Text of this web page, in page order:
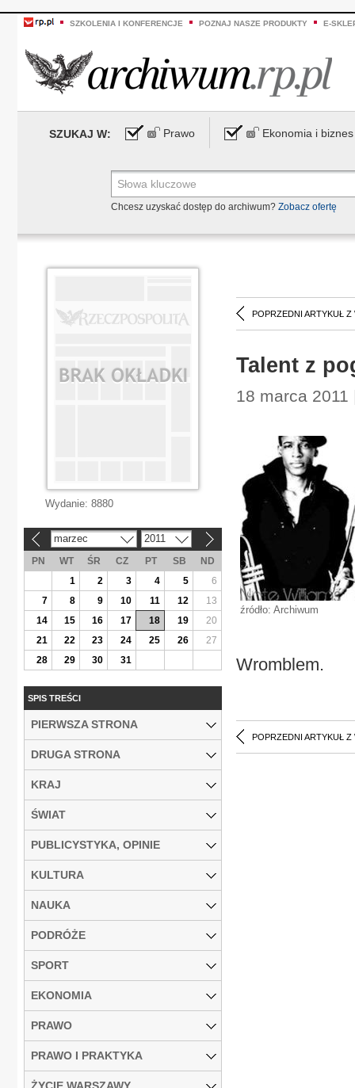
SZKOLENIA I KONFERENCJE POZNAJ NASZE PRODUKTY E-
SZUKAJ W: Prawo Ekonomia i biznes
Chcesz uzyskać dostęp do archiwum? Zobacz ofertę
POPRZEDNI ARTYKUŁ Z
Talent z
18 marca
źródło: Archiwum
Wromblem.
POPRZEDNI ARTYKUŁ Z
Wydanie: 8880
marzec 2011
PN WT ŚR CZ PT SB
ND
1
2 3 4 5
6
7
8 9 10 11 12
13
14
15 16 17 18 19
20
21
22 23 24 25 26
27
28
29 30 31
SPIS TREŚCI
PIERWSZA STRONA
DRUGA STRONA
KRAJ
ŚWIAT
PUBLICYSTYKA, OPINIE
KULTURA
NAUKA
PODRÓŻE
SPORT
EKONOMIA
PRAWO
PRAWO I PRAKTYKA
ŻYCIE WARSZAWY